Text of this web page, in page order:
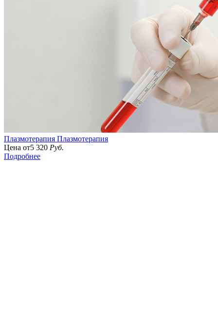
Плазмотерапия Плазмотерапия
Цена от5 320 Руб.
Подробнее